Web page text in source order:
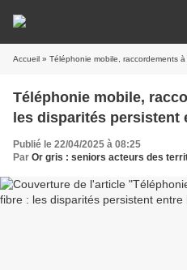
Accueil » Téléphonie mobile, raccordements à la
Téléphonie mobile,
les disparités
Publié le 22/04/2025 à 08:25
Par Or gris : seniors acteurs des